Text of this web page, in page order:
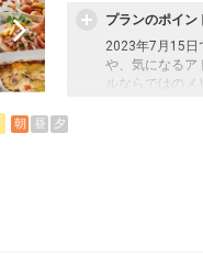
プランのポイン
2023年7月15日
や、気になるア
ルならではの
朝 昼 夕